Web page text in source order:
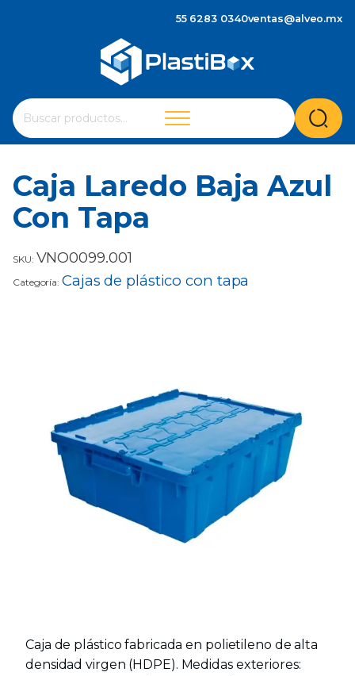
55 6283 0340ventas@alveo.mx
Buscar
por:
Cuando hay resultados autocompletados, puedes
Caja Laredo Baja Azul
Con Tapa
SKU: VNO0099.001
Categoría: Cajas de plástico con tapa
Caja de plástico fabricada en polietileno de alta
densidad virgen (HDPE). Medidas exteriores: